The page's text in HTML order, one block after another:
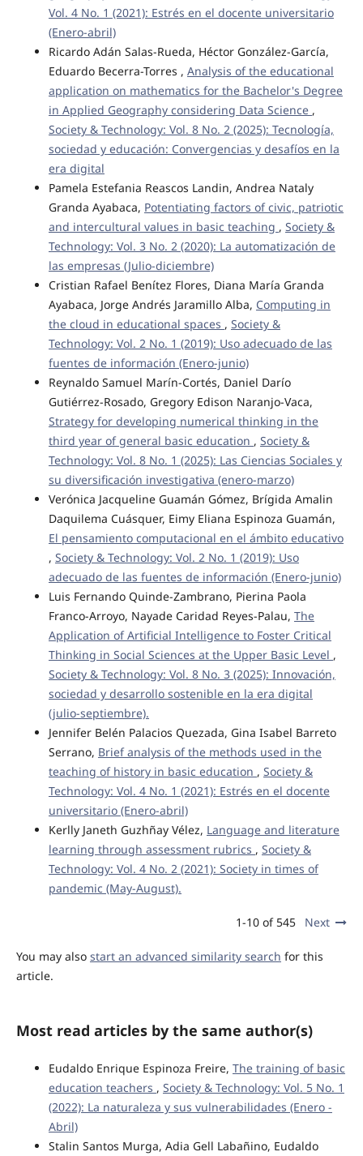
Vol. 4 No. 1 (2021): Estrés en el docente universitario
(Enero-abril)
Ricardo Adán Salas-Rueda, Héctor González-García,
Eduardo Becerra-Torres , Analysis of the educational
application on mathematics for the Bachelor's Degree
in Applied Geography considering Data Science ,
Society & Technology: Vol. 8 No. 2 (2025): Tecnología,
sociedad y educación: Convergencias y desafíos en la
era digital
Pamela Estefania Reascos Landin, Andrea Nataly
Granda Ayabaca, Potentiating factors of civic, patriotic
and intercultural values in basic teaching , Society &
Technology: Vol. 3 No. 2 (2020): La automatización de
las empresas (Julio-diciembre)
Cristian Rafael Benítez Flores, Diana María Granda
Ayabaca, Jorge Andrés Jaramillo Alba, Computing in
the cloud in educational spaces , Society &
Technology: Vol. 2 No. 1 (2019): Uso adecuado de las
fuentes de información (Enero-junio)
Reynaldo Samuel Marín-Cortés, Daniel Darío
Gutiérrez-Rosado, Gregory Edison Naranjo-Vaca,
Strategy for developing numerical thinking in the
third year of general basic education , Society &
Technology: Vol. 8 No. 1 (2025): Las Ciencias Sociales y
su diversificación investigativa (enero-marzo)
Verónica Jacqueline Guamán Gómez, Brígida Amalin
Daquilema Cuásquer, Eimy Eliana Espinoza Guamán,
El pensamiento computacional en el ámbito educativo
, Society & Technology: Vol. 2 No. 1 (2019): Uso
adecuado de las fuentes de información (Enero-junio)
Luis Fernando Quinde-Zambrano, Pierina Paola
Franco-Arroyo, Nayade Caridad Reyes-Palau, The
Application of Artificial Intelligence to Foster Critical
Thinking in Social Sciences at the Upper Basic Level ,
Society & Technology: Vol. 8 No. 3 (2025): Innovación,
sociedad y desarrollo sostenible en la era digital
(julio-septiembre).
Jennifer Belén Palacios Quezada, Gina Isabel Barreto
Serrano, Brief analysis of the methods used in the
teaching of history in basic education , Society &
Technology: Vol. 4 No. 1 (2021): Estrés en el docente
universitario (Enero-abril)
Kerlly Janeth Guzhñay Vélez, Language and literature
learning through assessment rubrics , Society &
Technology: Vol. 4 No. 2 (2021): Society in times of
pandemic (May-August).
1-10 of 545 Next
You may also start an advanced similarity search for this
article.
Most read articles by the same author(s)
Eudaldo Enrique Espinoza Freire, The training of basic
education teachers , Society & Technology: Vol. 5 No. 1
(2022): La naturaleza y sus vulnerabilidades (Enero -
Abril)
Stalin Santos Murga, Adia Gell Labañino, Eudaldo